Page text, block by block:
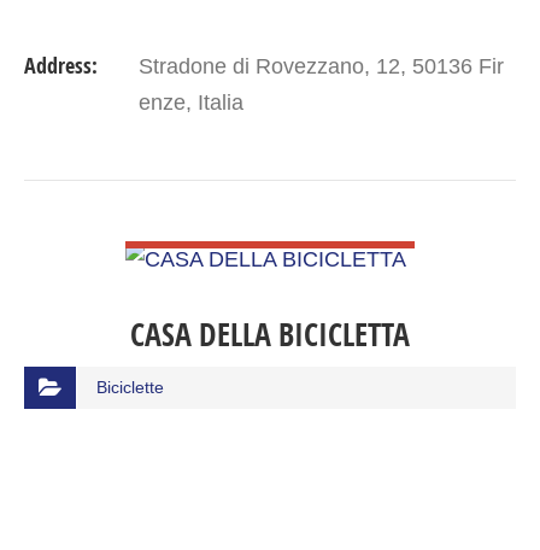
Address:
Stradone di Rovezzano, 12, 50136 Fir
enze, Italia
CASA DELLA BICICLETTA
Biciclette